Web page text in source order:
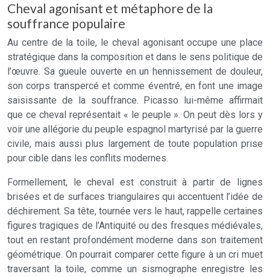
Cheval agonisant et métaphore de la
souffrance populaire
Au centre de la toile, le cheval agonisant occupe une place
stratégique dans la composition et dans le sens politique de
l’œuvre. Sa gueule ouverte en un hennissement de douleur,
son corps transpercé et comme éventré, en font une image
saisissante de la souffrance. Picasso lui-même affirmait
que ce cheval représentait « le peuple ». On peut dès lors y
voir une allégorie du peuple espagnol martyrisé par la guerre
civile, mais aussi plus largement de toute population prise
pour cible dans les conflits modernes.
Formellement, le cheval est construit à partir de lignes
brisées et de surfaces triangulaires qui accentuent l’idée de
déchirement. Sa tête, tournée vers le haut, rappelle certaines
figures tragiques de l’Antiquité ou des fresques médiévales,
tout en restant profondément moderne dans son traitement
géométrique. On pourrait comparer cette figure à un cri muet
traversant la toile, comme un sismographe enregistre les